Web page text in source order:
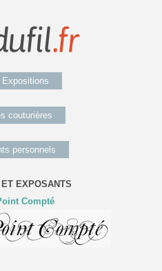
Expositions
couturières
personnels
EXPOSANTS
Compté